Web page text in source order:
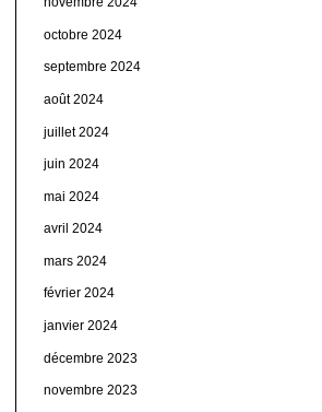
octobre 2024
septembre 2024
août 2024
juillet 2024
juin 2024
mai 2024
avril 2024
mars 2024
février 2024
janvier 2024
décembre 2023
novembre 2023